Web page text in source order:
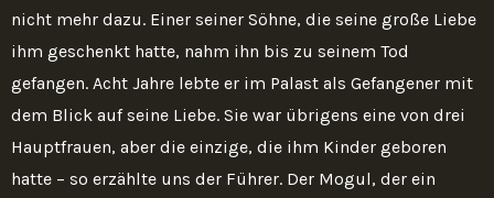
nicht mehr dazu. Einer seiner Söhne, die seine große Liebe
ihm geschenkt hatte, nahm ihn bis zu seinem Tod
gefangen. Acht Jahre lebte er im Palast als Gefangener mit
dem Blick auf seine Liebe. Sie war übrigens eine von drei
Hauptfrauen, aber die einzige, die ihm Kinder geboren
hatte – so erzählte uns der Führer. Der Mogul, der ein